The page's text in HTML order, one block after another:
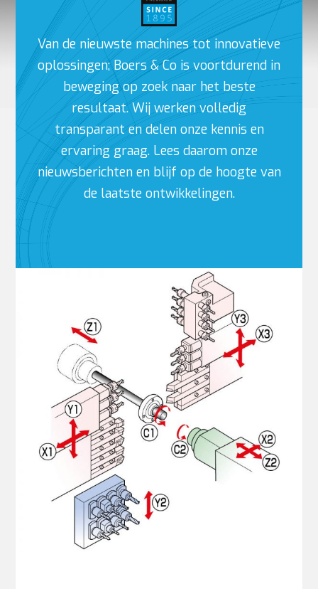
Van de nieuwste machines tot innovatieve
oplossingen; Boers & Co is voortdurend in
beweging op zoek naar het beste
resultaat. Wij werken volledig
transparant en delen onze kennis en
ervaring graag. Lees daarom onze
nieuwsberichten en blijf op de hoogte van
de laatste ontwikkelingen.